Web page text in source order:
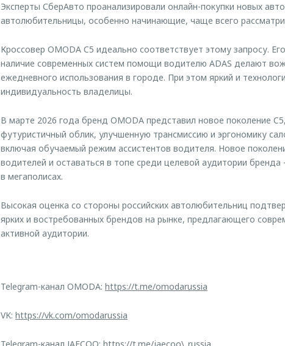
Эксперты СберАвто проанализировали онлайн-покупки новых
автолюбительницы, особенно начинающие, чаще всего
Кроссовер OMODA C5 идеально соответствует этому запросу.
наличие современных систем помощи водителю ADAS делают
ежедневного использования в городе. При этом яркий и
индивидуальность владелицы.
В марте 2026 года бренд OMODA представил новое поколение
футуристичный облик, улучшенную трансмиссию и эргономику
включая обучаемый режим ассистентов водителя. Новое
водителей и оставаться в топе среди целевой аудитории
в мегаполисах.
Высокая оценка со стороны российских автолюбительниц
ярких и востребованных брендов на рынке, предлагающего
активной аудитории.
Telegram-канал OMODA: https://t.me/omodarussia
VK: https://vk.com/omodarussia